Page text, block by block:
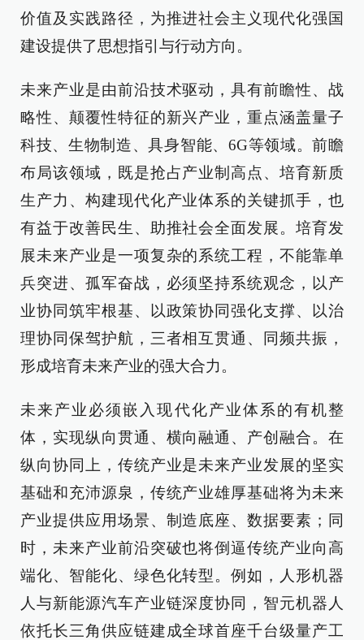
价值及实践路径，为推进社会主义现代化强国
建设提供了思想指引与行动方向。
未来产业是由前沿技术驱动，具有前瞻性、战
略性、颠覆性特征的新兴产业，重点涵盖量子
科技、生物制造、具身智能、6G等领域。前瞻
布局该领域，既是抢占产业制高点、培育新质
生产力、构建现代化产业体系的关键抓手，也
有益于改善民生、助推社会全面发展。培育发
展未来产业是一项复杂的系统工程，不能靠单
兵突进、孤军奋战，必须坚持系统观念，以产
业协同筑牢根基、以政策协同强化支撑、以治
理协同保驾护航，三者相互贯通、同频共振，
形成培育未来产业的强大合力。
未来产业必须嵌入现代化产业体系的有机整
体，实现纵向贯通、横向融通、产创融合。在
纵向协同上，传统产业是未来产业发展的坚实
基础和充沛源泉，传统产业雄厚基础将为未来
产业提供应用场景、制造底座、数据要素；同
时，未来产业前沿突破也将倒逼传统产业向高
端化、智能化、绿色化转型。例如，人形机器
人与新能源汽车产业链深度协同，智元机器人
依托长三角供应链建成全球首座千台级量产工